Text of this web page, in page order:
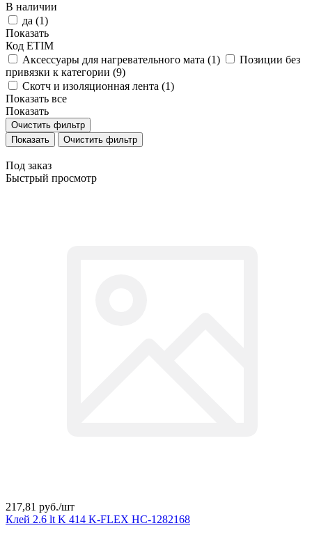
В наличии
да (1)
Показать
Код ETIM
Аксессуары для нагревательного мата (1)
Позиции без
привязки к категории (9)
Скотч и изоляционная лента (1)
Показать все
Показать
Очистить фильтр
Очистить фильтр
Под заказ
Быстрый просмотр
217,81 руб./шт
Клей 2.6 lt K 414 K-FLEX НС-1282168